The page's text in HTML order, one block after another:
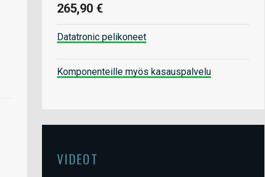
265,90 €
Datatronic pelikoneet
Komponenteille myös kasauspalvelu
VIDEOT